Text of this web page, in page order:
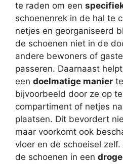
te raden om een
schoenenrek in de hal te
netjes en georganiseerd
de schoenen niet in de
andere bewoners of
passeren. Daarnaast
een doelmatige manier
bijvoorbeeld door ze op
compartiment of netjes
plaatsen. Dit bevordert
maar voorkomt ook
vloer en de schoeisel
de schoenen in een